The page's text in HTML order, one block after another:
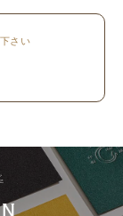
さい